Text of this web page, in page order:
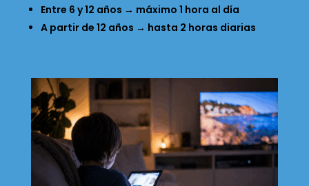
Entre 6 y 12 años → máximo 1 hora al día
A partir de 12 años → hasta 2 horas diarias